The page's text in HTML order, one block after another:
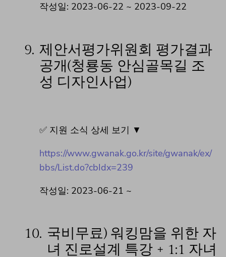
작성일: 2023-06-22 ~ 2023-09-22
9. 제안서평가위원회 평가결과
공개(청룡동 안심골목길 조
성 디자인사업)
✅ 지원 소식 상세 보기 ▼
https://www.gwanak.go.kr/site/gwanak/ex/
bbs/List.do?cbIdx=239
작성일: 2023-06-21 ~
10. 국비무료) 워킹맘을 위한 자
녀 진로설계 특강 + 1:1 자녀